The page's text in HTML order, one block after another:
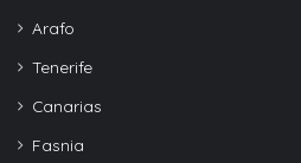
Arafo
Tenerife
Canarias
Fasnia